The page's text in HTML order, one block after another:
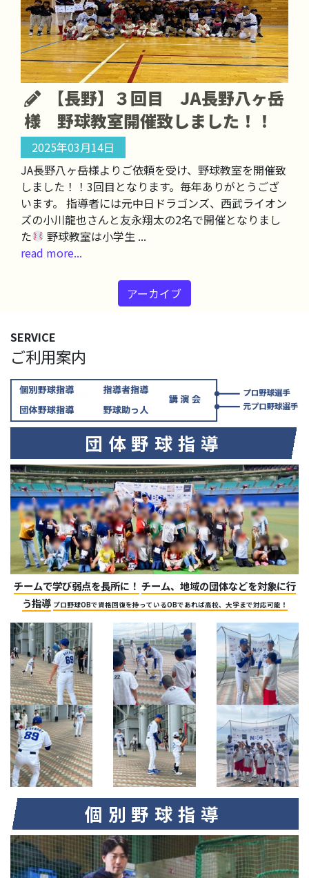
【長野】３回目 JA長野八ヶ岳
様 野球教室開催致しました！！
2025年03月14日
JA長野八ヶ岳様よりご依頼を受け、野球教室を開催致
しました！！3回目となります。毎年ありがとうござ
います。 指導者には元中日ドラゴンズ、西武ライオン
ズの小川龍也さんと友永翔太の2名で開催となりまし
た
野球教室は小学生 ...
read more...
アーカイブ
SERVICE
ご利用案内
団体野球指導
チームで学び弱点を長所に！ チーム、地域の団体などを対象に行
う指導 プロ野球OBで資格回復を持っているOBであれば高校、大学まで対応可能！
個別野球指導